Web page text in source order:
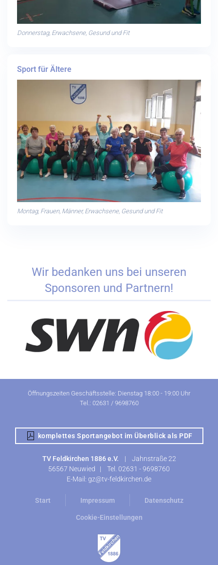
Donnerstag, Erwachsene, Gesund und Fit
Sport für Ältere
Montag, Frauen, Männer, Erwachsene, Gesund und Fit
Wir bedanken uns bei unseren
Sponsoren und Partnern!
Öffnungszeiten Geschäftsstelle: Dienstag 18:00 - 19:00 Uhr
Tel.: 02631 / 9698760
komplettes Sportangebot im Überblick als PDF
TV Feldkirchen 1886 e.V. | Jahnstraße 22
56567 Neuwied | Tel. 02631 - 9698760
E-Mail: gz@tv-feldkirchen.de
Start Impressum Datenschutz
Cookie-Einstellungen